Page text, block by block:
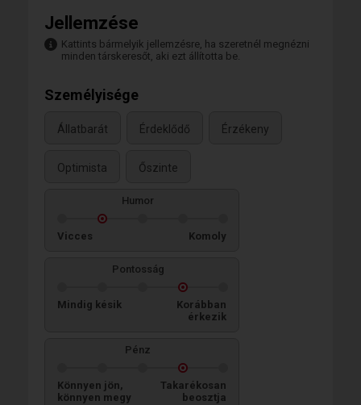
Jellemzése
Kattints bármelyik jellemzésre, ha szeretnél megnézni
minden társkeresőt, aki ezt állította be.
Személyisége
Állatbarát Érdeklődő Érzékeny
Optimista Őszinte
Humor
Vicces Komoly
Pontosság
Mindig késik
Korábban
érkezik
Pénz
Könnyen jön,
könnyen megy
Takarékosan
beosztja